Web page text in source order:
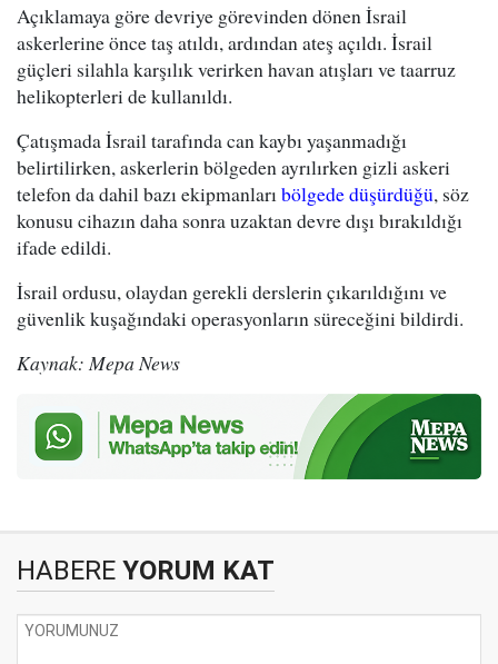
Açıklamaya göre devriye görevinden dönen İsrail
askerlerine önce taş atıldı, ardından ateş açıldı. İsrail
güçleri silahla karşılık verirken havan atışları ve taarruz
helikopterleri de kullanıldı.
Çatışmada İsrail tarafında can kaybı yaşanmadığı
belirtilirken, askerlerin bölgeden ayrılırken gizli askeri
telefon da dahil bazı ekipmanlarıbölgede düşürdüğü, söz
konusu cihazın daha sonra uzaktan devre dışı bırakıldığı
ifade edildi.
İsrail ordusu, olaydan gerekli derslerin çıkarıldığını ve
güvenlik kuşağındaki operasyonların süreceğini bildirdi.
Kaynak: Mepa News
HABERE YORUM KAT